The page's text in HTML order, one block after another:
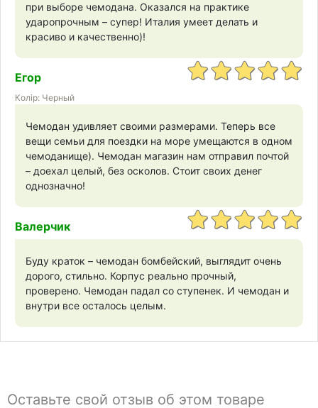
при выборе чемодана. Оказался на практике
ударопрочным – супер! Италия умеет делать и
красиво и качественно)!
Егор
Колір: Черный
Чемодан удивляет своими размерами. Теперь все
вещи семьи для поездки на море умещаются в одном
чемоданище). Чемодан магазин нам отправил почтой
– доехал целый, без осколов. Стоит своих денег
однозначно!
Валерчик
Буду краток – чемодан бомбейский, выглядит очень
дорого, стильно. Корпус реально прочный,
проверено. Чемодан падал со ступенек. И чемодан и
внутри все осталось целым.
Оставьте свой отзыв об этом товаре